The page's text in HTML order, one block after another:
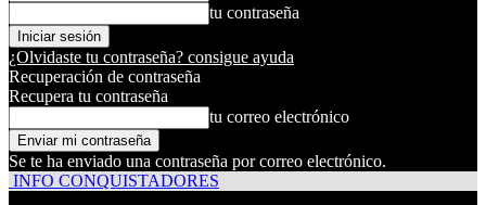
tu contraseña
¿Olvidaste tu contraseña? consigue ayuda
Recuperación de contraseña
Recupera tu contraseña
tu correo electrónico
Se te ha enviado una contraseña por correo electrónico.
INFO CONQUISTADORES